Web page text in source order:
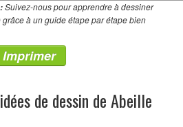
Suivez-nous pour apprendre à dessiner
à un guide étape par étape bien
Imprimer
de dessin de Abeille